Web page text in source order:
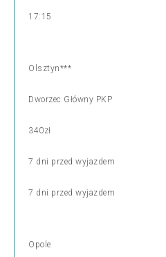
17:15
Olsztyn***
Dworzec Główny PKP
340zł
7 dni przed wyjazdem
7 dni przed wyjazdem
Opole